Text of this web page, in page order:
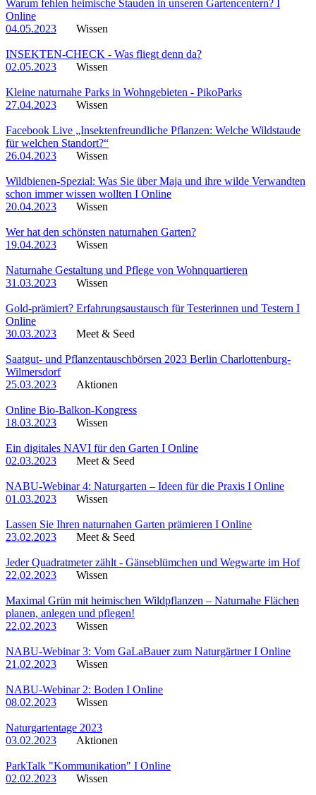
Warum fehlen heimische Stauden in unseren Gartencentern? I
Online
04.05.2023
Wissen
INSEKTEN-CHECK - Was fliegt denn da?
02.05.2023
Wissen
Kleine naturnahe Parks in Wohngebieten - PikoParks
27.04.2023
Wissen
Facebook Live „Insektenfreundliche Pflanzen: Welche Wildstaude
für welchen Standort?“
26.04.2023
Wissen
Wildbienen-Spezial: Was Sie über Maja und ihre wilde Verwandten
schon immer wissen wollten I Online
20.04.2023
Wissen
Wer hat den schönsten naturnahen Garten?
19.04.2023
Wissen
Naturnahe Gestaltung und Pflege von Wohnquartieren
31.03.2023
Wissen
Gold-prämiert? Erfahrungsaustausch für Testerinnen und Testern I
Online
30.03.2023
Meet & Seed
Saatgut- und Pflanzentauschbörsen 2023 Berlin Charlottenburg-
Wilmersdorf
25.03.2023
Aktionen
Online Bio-Balkon-Kongress
18.03.2023
Wissen
Ein digitales NAVI für den Garten I Online
02.03.2023
Meet & Seed
NABU-Webinar 4: Naturgarten – Ideen für die Praxis I Online
01.03.2023
Wissen
Lassen Sie Ihren naturnahen Garten prämieren I Online
23.02.2023
Meet & Seed
Jeder Quadratmeter zählt - Gänseblümchen und Wegwarte im Hof
22.02.2023
Wissen
Maximal Grün mit heimischen Wildpflanzen – Naturnahe Flächen
planen, anlegen und pflegen!
22.02.2023
Wissen
NABU-Webinar 3: Vom GaLaBauer zum Naturgärtner I Online
21.02.2023
Wissen
NABU-Webinar 2: Boden I Online
08.02.2023
Wissen
Naturgartentage 2023
03.02.2023
Aktionen
ParkTalk "Kommunikation" I Online
02.02.2023
Wissen